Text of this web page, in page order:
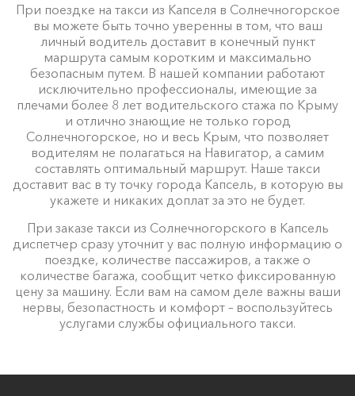
При поездке на такси из Капселя в Солнечногорское
вы можете быть точно уверенны в том, что ваш
личный водитель доставит в конечный пункт
маршрута самым коротким и максимально
безопасным путем. В нашей компании работают
исключительно профессионалы, имеющие за
плечами более 8 лет водительского стажа по Крыму
и отлично знающие не только город
Солнечногорское, но и весь Крым, что позволяет
водителям не полагаться на Навигатор, а самим
составлять оптимальный маршрут. Наше такси
доставит вас в ту точку города Капсель, в которую вы
укажете и никаких доплат за это не будет.
При заказе такси из Солнечногорского в Капсель
диспетчер сразу уточнит у вас полную информацию о
поездке, количестве пассажиров, а также о
количестве багажа, сообщит четко фиксированную
цену за машину. Если вам на самом деле важны ваши
нервы, безопастность и комфорт – воспользуйтесь
услугами службы официального такси.